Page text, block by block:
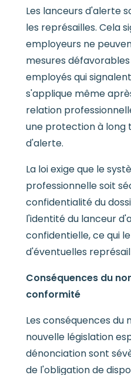
Les lanceurs d'alerte
les représailles. Cela
employeurs ne
mesures
employés qui
s'applique même
relation
une protection à long
d'alerte.
La loi exige que le
professionnelle soit
confidentialité du
l'identité du lanceur
confidentielle, ce qui
d'éventuelles
Conséquences du
conformité
Les conséquences
nouvelle législation
dénonciation sont
de l'obligation de